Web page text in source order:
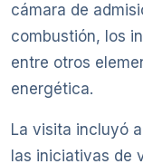
cámara de
combustión, los
entre otros
energética.
La visita incluyó
las iniciativas de